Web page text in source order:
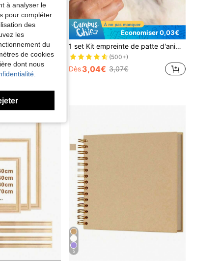
Économiser 0,03€
1 set Kit empreinte de patte d'animal de compagnie, tampon de nettoyage, convient pour enregistrer les empreintes de croissance des animaux de compagnie, applicable pour les chats, les chiens et autres animaux de compagnie, convient pour commémorer la naissance, enregistrer les empreintes de croissance, peut être transformé en cadres photo, peut enregistrer la croissance, a une signification commémorative, convient comme cadeau pour diverses occasions, convient pour une utilisation intérieure et extérieure.
(500+)
Dès3,04€ 3,07€
5
à analyser le
pour compléter
des
les
du
de cookies
dont nous